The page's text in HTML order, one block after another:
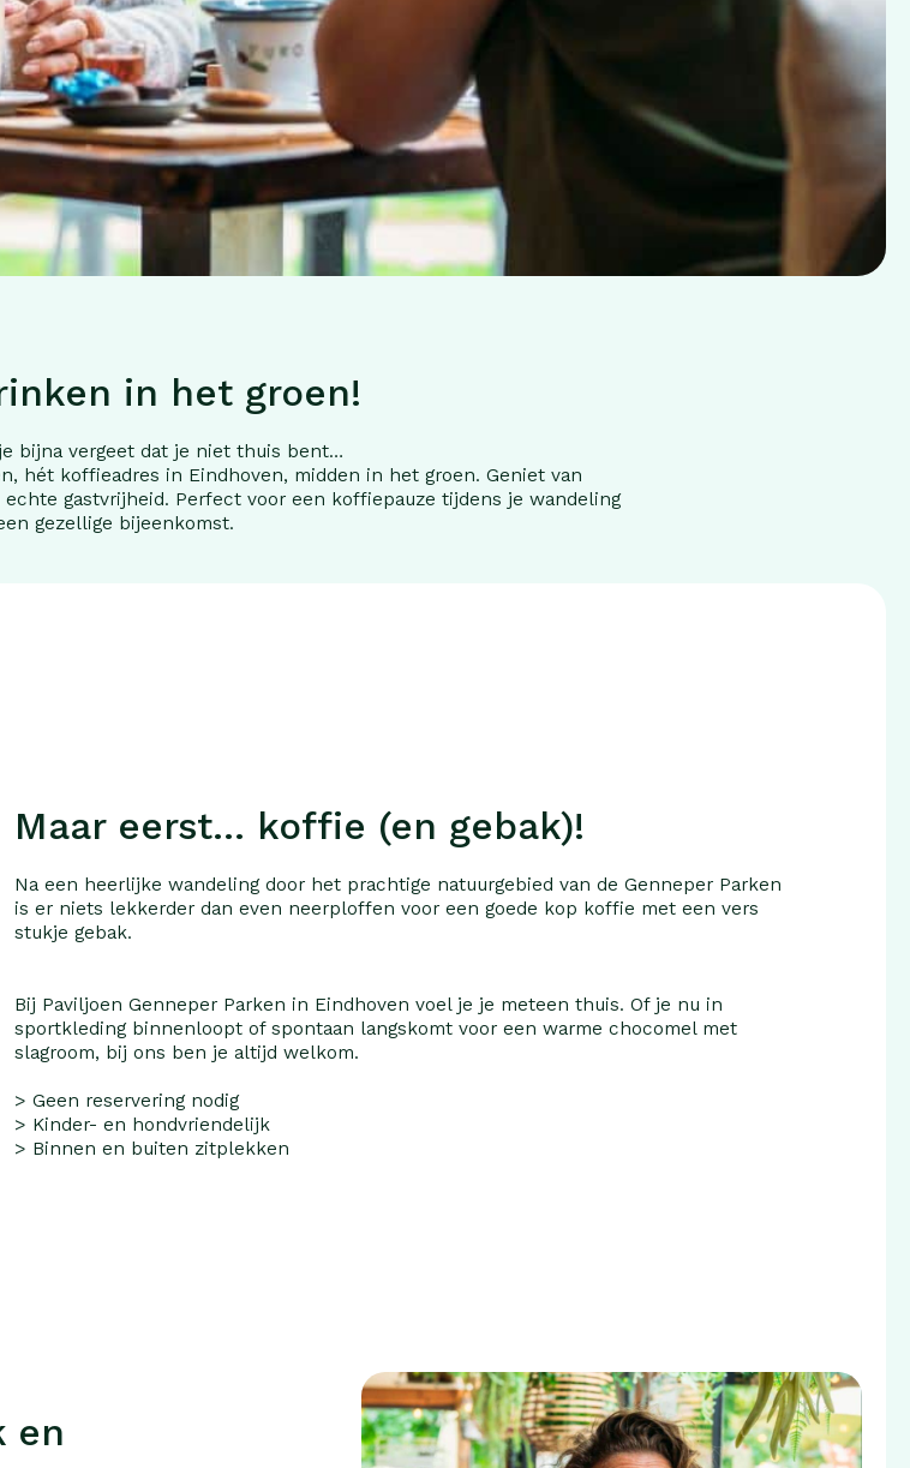
in het groen!
bijna vergeet dat je niet thuis bent…
hét koffieadres in Eindhoven, midden in het groen. Geniet van
gastvrijheid. Perfect voor een koffiepauze tijdens je wandeling
gezellige bijeenkomst.
Maar eerst… koffie (en gebak)!
Na een heerlijke wandeling door het prachtige natuurgebied van de Genneper Parken
is er niets lekkerder dan even neerploffen voor een goede kop koffie met een vers
stukje gebak.
Bij Paviljoen Genneper Parken in Eindhoven voel je je meteen thuis. Of je nu in
sportkleding binnenloopt of spontaan langskomt voor een warme chocomel met
slagroom, bij ons ben je altijd welkom.
> Geen reservering nodig
> Kinder- en hondvriendelijk
> Binnen en buiten zitplekken
en